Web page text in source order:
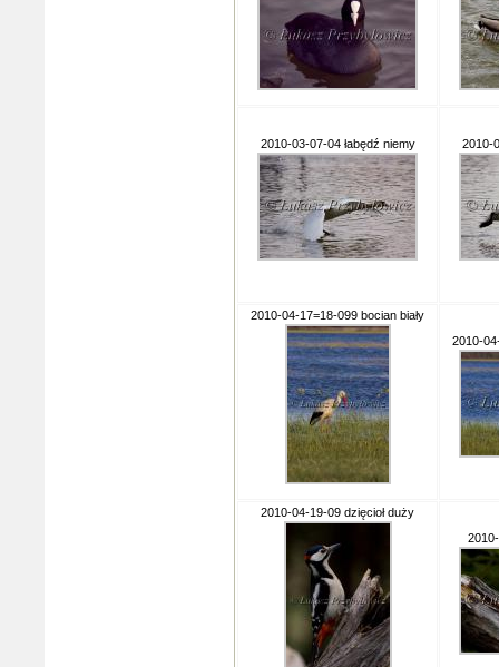
2010-03-07-04 łabędź niemy 2010-
2010-04-17=18-099 bocian biały
2010-
2010-04-19-09 dzięcioł duży